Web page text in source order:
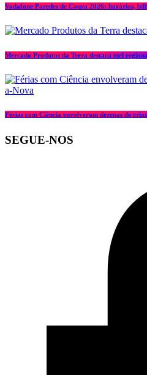
Vodafone Paredes de Coura 2026: horários,
Mercado Produtos da Terra destaca mel
Férias com Ciência envolveram dezenas de
SEGUE-NOS